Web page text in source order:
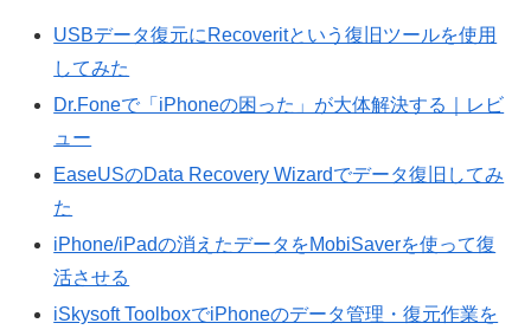
USBデータ復元にRecoveritという復旧ツールを使用
してみた
Dr.Foneで「iPhoneの困った」が大体解決する｜レビ
ュー
EaseUSのData Recovery Wizardでデータ復旧してみ
た
iPhone/iPadの消えたデータをMobiSaverを使って復
活させる
iSkysoft ToolboxでiPhoneのデータ管理・復元作業を